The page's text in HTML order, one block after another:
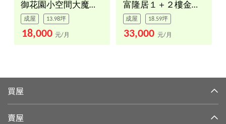
御花園小空間大魔術店面
成屋 13.98坪
18,000 元/月
富隆居１＋２樓金店面
成屋 18.59坪
33,000 元/月
買屋
賣屋